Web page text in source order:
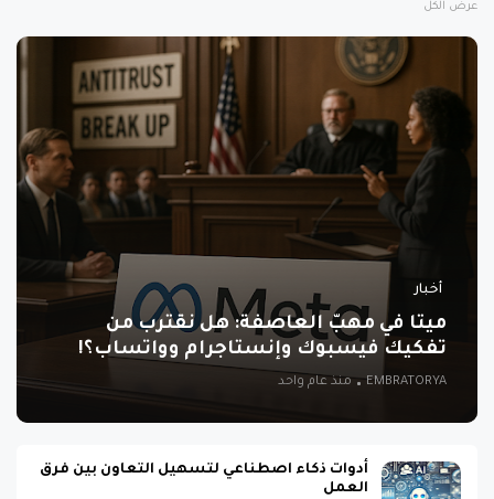
عرض الكل
أخبار
ميتا في مهبّ العاصفة: هل نقترب من
تفكيك فيسبوك وإنستاجرام وواتساب؟!
EMBRATORYA منذ عام واحد
أدوات ذكاء اصطناعي لتسهيل التعاون بين فرق
العمل